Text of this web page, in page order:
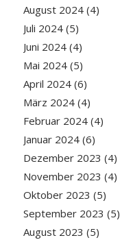
August 2024(4)
Juli 2024(5)
Juni 2024(4)
Mai 2024(5)
April 2024(6)
März 2024(4)
Februar 2024(4)
Januar 2024(6)
Dezember 2023 (4)
November 2023 (4)
Oktober 2023 (5)
September 2023 (5)
August 2023 (5)